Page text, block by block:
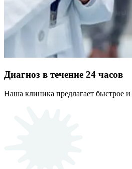
Диагноз в течение 24 часов
Наша клиника предлагает быстрое